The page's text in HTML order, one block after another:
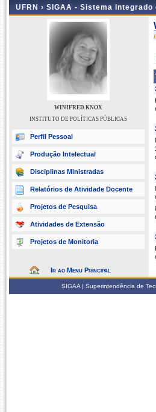
UFRN › SIGAA - Sistema
WINIFRED KNOX
INSTITUTO DE POLÍTICAS PÚBLICAS
Perfil Pessoal
Produção Intelectual
Disciplinas Ministradas
Relatórios de Atividade Docente
Projetos de Pesquisa
Atividades de Extensão
Projetos de Monitoria
Ir ao Menu Principal
SIGAA | Superintendência de